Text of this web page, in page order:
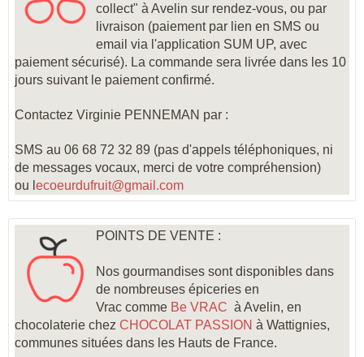
collect" à Avelin sur rendez-vous, ou par
livraison (paiement par lien en SMS ou
email via l'application SUM UP, avec
paiement sécurisé). La commande sera livrée dans les 10
jours suivant le paiement confirmé.
Contactez Virginie PENNEMAN par :
SMS au 06 68 72 32 89 (pas d'appels téléphoniques, ni
de messages vocaux, merci de votre compréhension)
ou l ecoeurdufruit@gmail.com
POINTS DE VENTE :
Nos gourmandises sont disponibles dans
de nombreuses épiceries en
Vrac comme Be VRAC à Avelin, en
chocolaterie chez CHOCOLAT PASSION à Wattignies,
communes situées dans les Hauts de France.